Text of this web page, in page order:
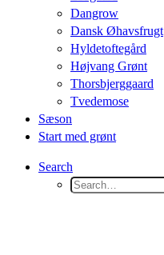
Dangrow
Dansk Øhavsfrugt
Hyldetoftegård
Højvang Grønt
Thorsbjerggaard
Tvedemose
Sæson
Start med grønt
Search